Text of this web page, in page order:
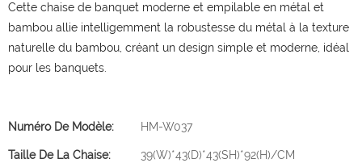
Cette chaise de banquet moderne et empilable en métal et
bambou allie intelligemment la robustesse du métal à la texture
naturelle du bambou, créant un design simple et moderne, idéal
pour les banquets.
Numéro De Modèle: HM-W037
Taille De La Chaise: 39(W)*43(D)*43(SH)*92(H)/CM